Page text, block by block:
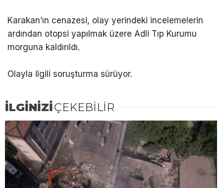
Karakan’ın cenazesi, olay yerindeki incelemelerin
ardından otopsi yapılmak üzere Adli Tıp Kurumu
morguna kaldırıldı.
Olayla ilgili soruşturma sürüyor.
İLGİNİZİÇEKEBİLİR